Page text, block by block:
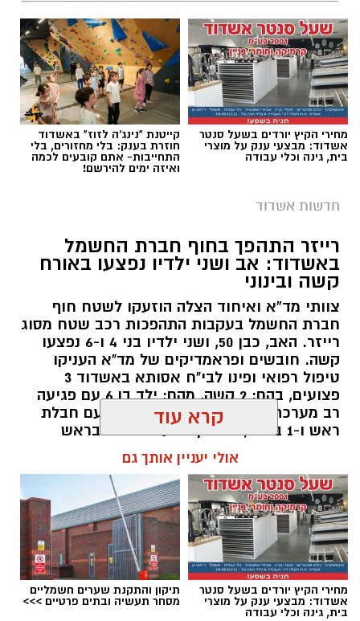
מחירי הקיץ יורדים בשעל סנטר
אשדוד: מבצעי ענק על מוצרי
בית, גינה וכלי עבודה
קייטנת "נינג'ה לזוז" באשדוד
חוזרת בענק: בלי מחזורים, בלי
התחייבות- אתם קובעים לכמה
ואיזה ימים להירשם!
חדשות אשדוד
רייזר התהפך בחוף חברת החשמל
באשדוד: אב ושני ילדיו נפצעו באורח
קשה ובינוני
צוותי מד”א ואיחוד הצלה הוזעקו לשטח חוף
חברת החשמל בעקבות התהפכות רכב שטח מסוג
רייזר. האב, כבן 50, ושני ילדיו בני 4 ו-6 נפצעו
קשה. חובשים ופראמדיקים של מד"א העניקו
טיפול רפואי ופינו לבי"ח אסותא באשדוד 3
פצועים, בהם: 2 קשה, מהם: ילד בן 6 עם פגיעה
רב מערכתית מחוסר הכרה וילד בן 4 עם חבלת
ראש ו-1 בינוני, גבר בן 36 עם חבלות בראש
להאזנה לתוכן:
עופר אשטוקר / 18:24 07.08.26
קרא עוד
אולי יעניין אותך גם
מחירי הקיץ יורדים בשעל סנטר
אשדוד: מבצעי ענק על מוצרי
בית, גינה וכלי עבודה
תיקון והתקנת שערים חשמליים
מסחר תעשיה ובתים פרטיים >>>